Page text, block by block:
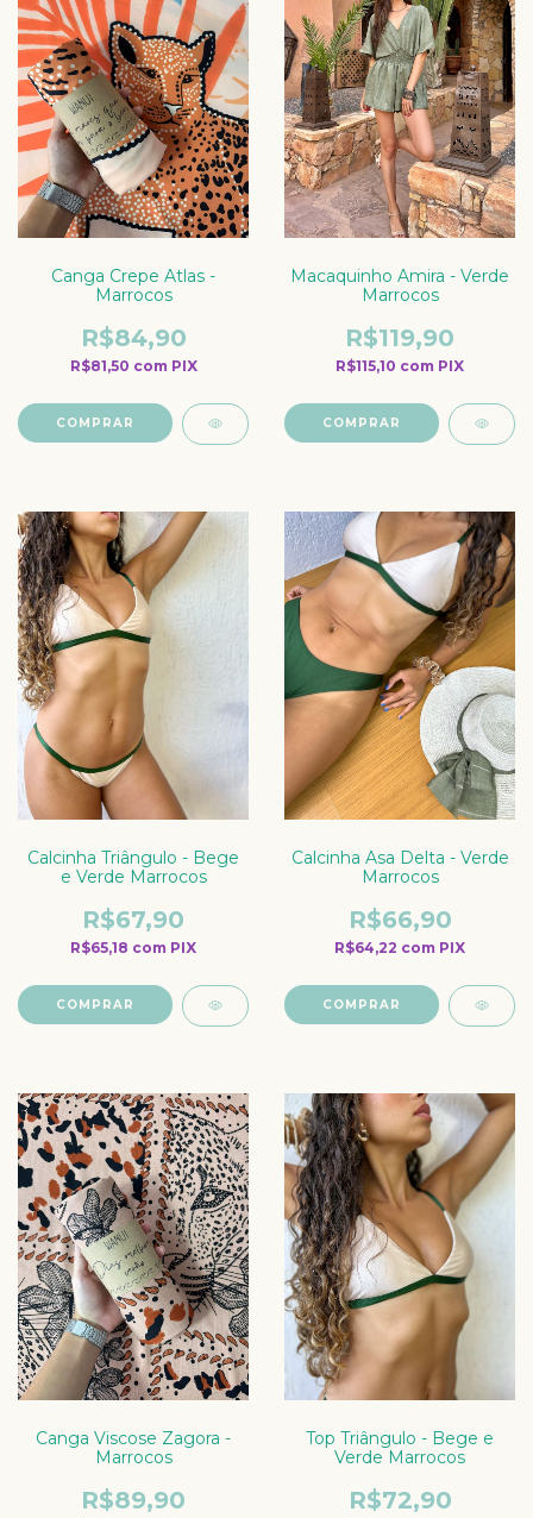
Canga Crepe Atlas -
Marrocos
R$84,90
R$81,50 com PIX
Macaquinho Amira - Verde
Marrocos
R$119,90
R$115,10 com PIX
COMPRAR
Calcinha Triângulo - Bege
e Verde Marrocos
R$67,90
R$65,18 com PIX
COMPRAR
Calcinha Asa Delta - Verde
Marrocos
R$66,90
R$64,22 com PIX
COMPRAR
Canga Viscose Zagora -
Marrocos
R$89,90
Top Triângulo - Bege e
Verde Marrocos
R$72,90